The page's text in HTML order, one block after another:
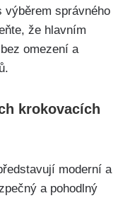
výběrem správného
že hlavním
omezení a
krokovacích
moderní a
a pohodlný